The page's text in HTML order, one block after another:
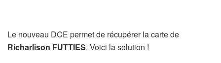
Le nouveau DCE permet de récupérer la carte de
Richarlison FUTTIES. Voici la solution !